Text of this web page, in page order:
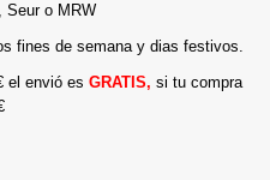
Seur o MRW
fines de semana y dias festivos.
el envió es GRATIS, si tu compra